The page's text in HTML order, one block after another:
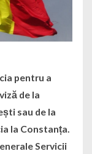
pentru a
de la
sau de la
la Constanța.
Servicii